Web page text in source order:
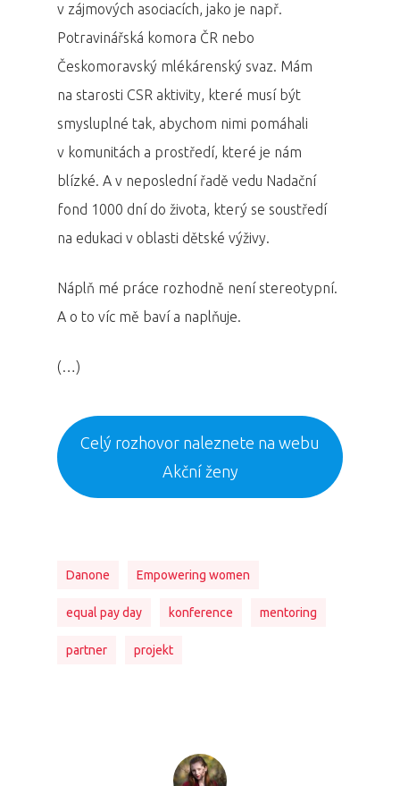
v zájmových asociacích, jako je např.
Potravinářská komora ČR nebo
Českomoravský mlékárenský svaz. Mám
na starosti CSR aktivity, které musí být
smysluplné tak, abychom nimi pomáhali
v komunitách a prostředí, které je nám
blízké. A v neposlední řadě vedu Nadační
fond 1000 dní do života, který se soustředí
na edukaci v oblasti dětské výživy.
Náplň mé práce rozhodně není stereotypní.
A o to víc mě baví a naplňuje.
(…)
Celý rozhovor naleznete na webu
Akční ženy
Danone Empowering women
equal pay day konference mentoring
partner projekt
Domů
Program 26.3.
Program 27.3.
Osobnosti
Dopad
Partneři